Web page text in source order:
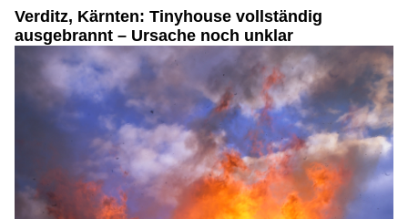
Verditz, Kärnten: Tinyhouse vollständig
ausgebrannt – Ursache noch unklar